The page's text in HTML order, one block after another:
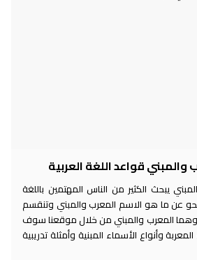
قواعد اللغة العربية
يبحث الكثير من الناس المهتمين باللغة
عن ما هو الاسم المعرب والمبني وتنقسم
وهما المعرب والمبني من خلال موقعنا سوف
وأنواع الأسماء المبنية وأمثلة تدريبية